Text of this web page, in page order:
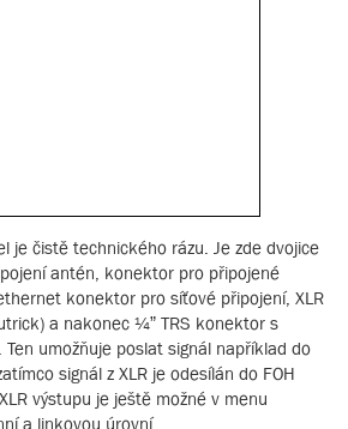
je čistě technického rázu. Je zde dvojice
antén, konektor pro připojené
konektor pro síťové připojení, XLR
a nakonec ¼” TRS konektor s
umožňuje poslat signál například do
signál z XLR je odesílán do FOH
výstupu je ještě možné v menu
a linkovou úrovní.